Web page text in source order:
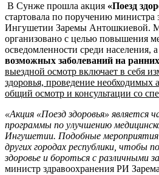
В Сунже прошла акция «Поезд
стартовала по поручению министра
Ингушетии Заремы Антошкиевой.
организовано с целью повышения
осведомленности среди населения,
возможных заболеваний на
выездной осмотр включает в себя
здоровья, проведение необходимых
общий осмотр и консультации со
«Акция «Поезд здоровья» является
программы по улучшению
Ингушетии. Подобные
других городах республики, чтобы
здоровье и бороться с различными
министр здравоохранения РИ